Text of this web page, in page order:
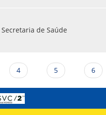
Secretaria de Saúde
4 5 6